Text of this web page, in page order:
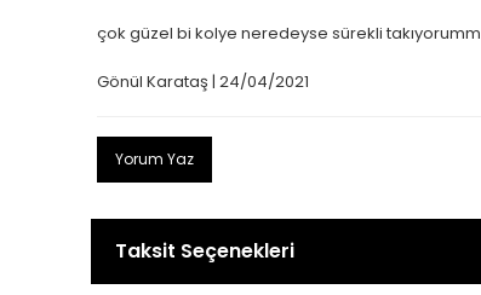
çok güzel bi kolye neredeyse sürekli takıyorumm
Gönül Karataş | 24/04/2021
Yorum Yaz
Taksit Seçenekleri